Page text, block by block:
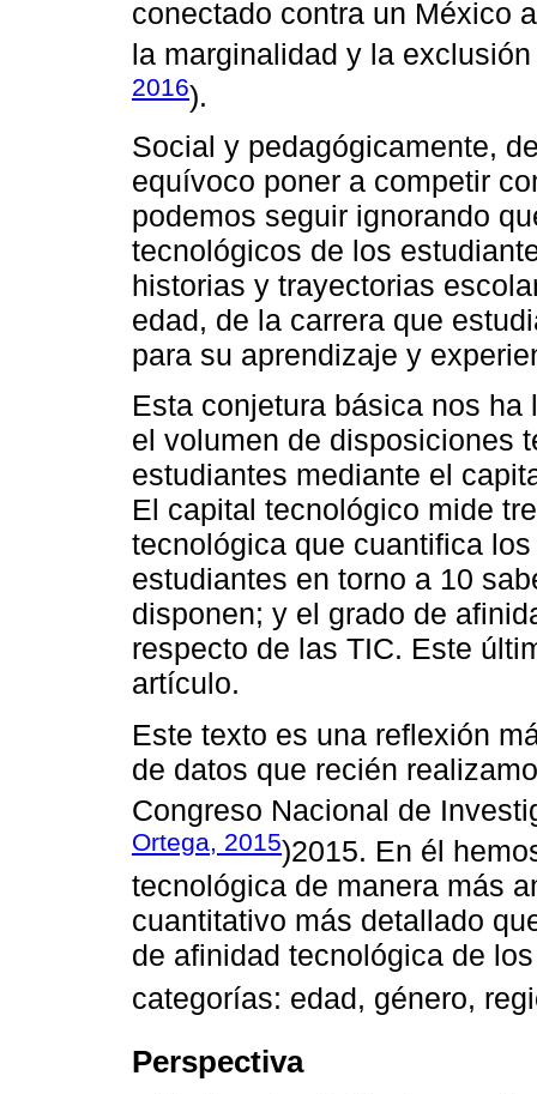
conectado contra un México
la marginalidad y la exclusión
2016).
Social y pedagógicamente,
equívoco poner a competir
podemos seguir ignorando
tecnológicos de los
historias y trayectorias
edad, de la carrera que
para su aprendizaje y
Esta conjetura básica nos
el volumen de disposiciones
estudiantes mediante el
El capital tecnológico mide
tecnológica que cuantifica
estudiantes en torno a 10
disponen; y el grado de
respecto de las TIC. Este
artículo.
Este texto es una reflexión
de datos que recién
Congreso Nacional de
Ortega, 2015)2015. En él
tecnológica de manera más
cuantitativo más detallado
de afinidad tecnológica de
categorías: edad, género,
Perspectiva